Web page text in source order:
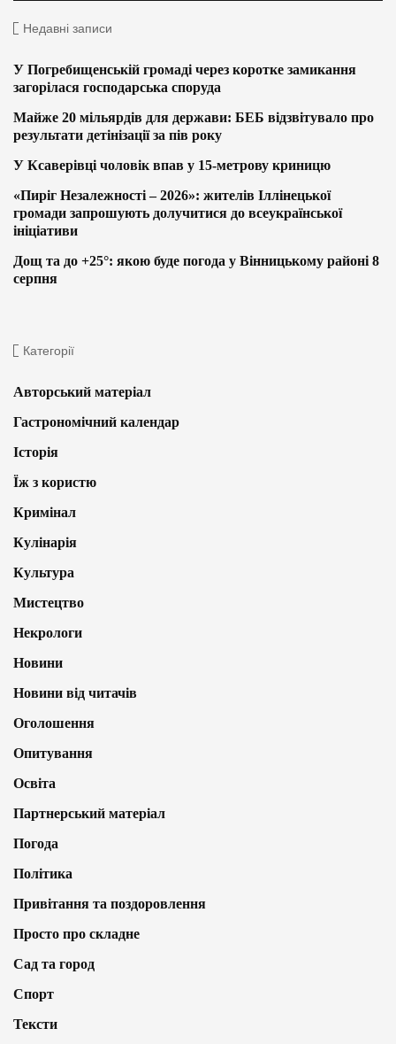
Недавні записи
У Погребищенській громаді через коротке замикання
загорілася господарська споруда
Майже 20 мільярдів для держави: БЕБ відзвітувало про
результати детінізації за пів року
У Ксаверівці чоловік впав у 15-метрову криницю
«Пиріг Незалежності – 2026»: жителів Іллінецької
громади запрошують долучитися до всеукраїнської
ініціативи
Дощ та до +25°: якою буде погода у Вінницькому районі 8
серпня
Категорії
Авторський матеріал
Гастрономічний календар
Історія
Їж з користю
Кримінал
Кулінарія
Культура
Мистецтво
Некрологи
Новини
Новини від читачів
Оголошення
Опитування
Освіта
Партнерський матеріал
Погода
Політика
Привітання та поздоровлення
Просто про складне
Сад та город
Спорт
Тексти